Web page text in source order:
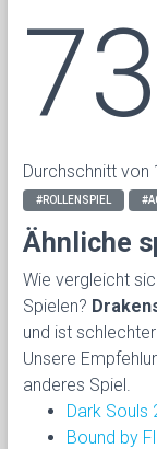
Durchschnitt von
#ROLLENSPIEL
Ähnliche
Wie vergleicht
Spielen?
und ist
Unsere
anderes Spiel.
Dark Souls
Bound by